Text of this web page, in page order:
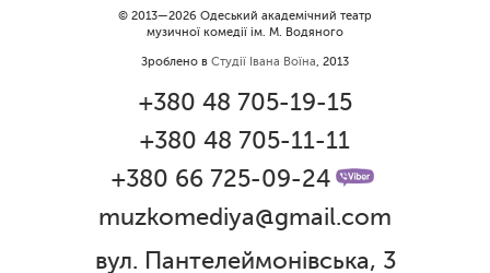
Вітаємо Ірину Візіренко з
народженням дівчинки!
Дякуємо за свято!
Графік роботи каси 1 червня
Ювілей Олени Редько
© 2013—2026 Одеський академічний театр
музичної комедії ім. М. Водяного
Зроблено в Студії Івана Воїна , 2013
+380 48 705-19-15
+380 48 705-11-11
+380 66 725-09-24
muzkomediya@gmail.com
вул. Пантелеймонівська, 3